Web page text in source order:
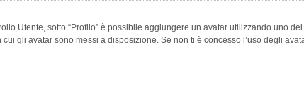
Utente, sotto “Profilo” è possibile aggiungere un avatar utilizzando uno
gli avatar sono messi a disposizione. Se non ti è concesso l’uso degli